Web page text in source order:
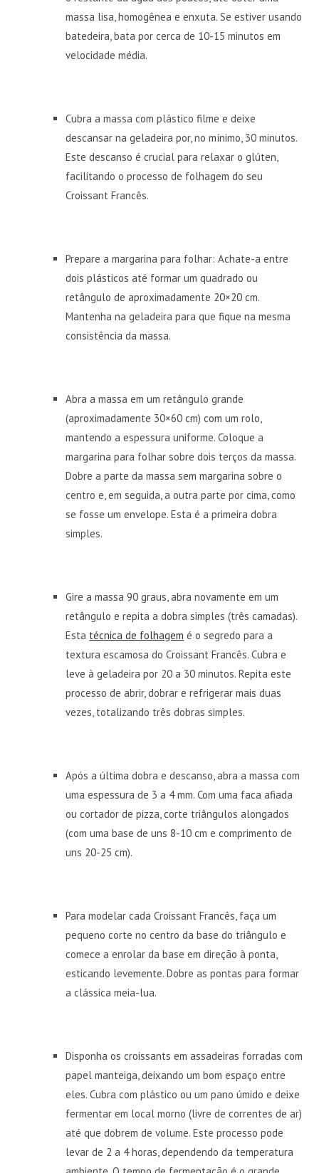
massa lisa, homogênea e enxuta. Se estiver usando
batedeira, bata por cerca de 10-15 minutos em
velocidade média.
Cubra a massa com plástico filme e deixe
descansar na geladeira por, no mínimo, 30 minutos.
Este descanso é crucial para relaxar o glúten,
facilitando o processo de folhagem do seu
Croissant Francês.
Prepare a margarina para folhar: Achate-a entre
dois plásticos até formar um quadrado ou
retângulo de aproximadamente 20×20 cm.
Mantenha na geladeira para que fique na mesma
consistência da massa.
Abra a massa em um retângulo grande
(aproximadamente 30×60 cm) com um rolo,
mantendo a espessura uniforme. Coloque a
margarina para folhar sobre dois terços da massa.
Dobre a parte da massa sem margarina sobre o
centro e, em seguida, a outra parte por cima, como
se fosse um envelope. Esta é a primeira dobra
simples.
Gire a massa 90 graus, abra novamente em um
retângulo e repita a dobra simples (três camadas).
Esta técnica de folhagem é o segredo para a
textura escamosa do Croissant Francês. Cubra e
leve à geladeira por 20 a 30 minutos. Repita este
processo de abrir, dobrar e refrigerar mais duas
vezes, totalizando três dobras simples.
Após a última dobra e descanso, abra a massa com
uma espessura de 3 a 4 mm. Com uma faca afiada
ou cortador de pizza, corte triângulos alongados
(com uma base de uns 8-10 cm e comprimento de
uns 20-25 cm).
Para modelar cada Croissant Francês, faça um
pequeno corte no centro da base do triângulo e
comece a enrolar da base em direção à ponta,
esticando levemente. Dobre as pontas para formar
a clássica meia-lua.
Disponha os croissants em assadeiras forradas com
papel manteiga, deixando um bom espaço entre
eles. Cubra com plástico ou um pano úmido e deixe
fermentar em local morno (livre de correntes de ar)
até que dobrem de volume. Este processo pode
levar de 2 a 4 horas, dependendo da temperatura